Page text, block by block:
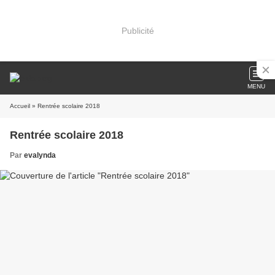
Publicité
MENU
Accueil » Rentrée scolaire 2018
Rentrée scolaire 2018
Par evalynda